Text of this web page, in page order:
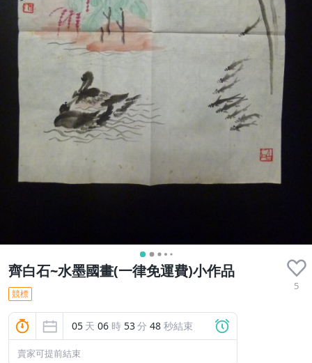
齊白石~水墨國畫(一律免運費)小作品
5
競標
05 天 06 時 53分 46 秒結束
賣家可提前結束